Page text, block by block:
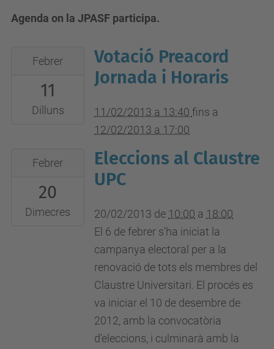
Agenda on la JPASF participa.
2013-
11T13:40:00+01:00
2013-
Febrer
11
Dilluns
Votació Preacord
Jornada i Horaris
11/02/2013 a 13:40 fins a
12/02/2013 a 17:00
2013-
20T10:00:00+01:00
2013-
20T18:00:00+01:00
Febrer
20
Dimecres
Eleccions al Claustre
UPC
20/02/2013 de 10:00 a 18:00
El 6 de febrer s'ha iniciat la
campanya electoral per a la
renovació de tots els membres del
Claustre Universitari. El procés es
va iniciar el 10 de desembre de
2012, amb la convocatòria
d'eleccions, i culminarà amb la